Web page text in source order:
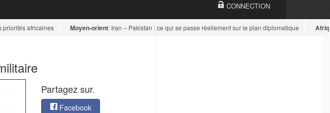
CONNECTION
africaines Moyen-orient: Iran – Pakistan : ce qui se passe réellement sur le plan diplomatique Afrique
Partagez sur.
Facebook